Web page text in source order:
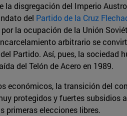
la disgregación del Imperio
del Partido de la Cruz
la ocupación de la Unión
arbitrario se
Partido. Así, pues, la sociedad
del Telón de Acero en 1989.
económicos, la transición del
protegidos y fuertes subsidios
primeras elecciones libres.